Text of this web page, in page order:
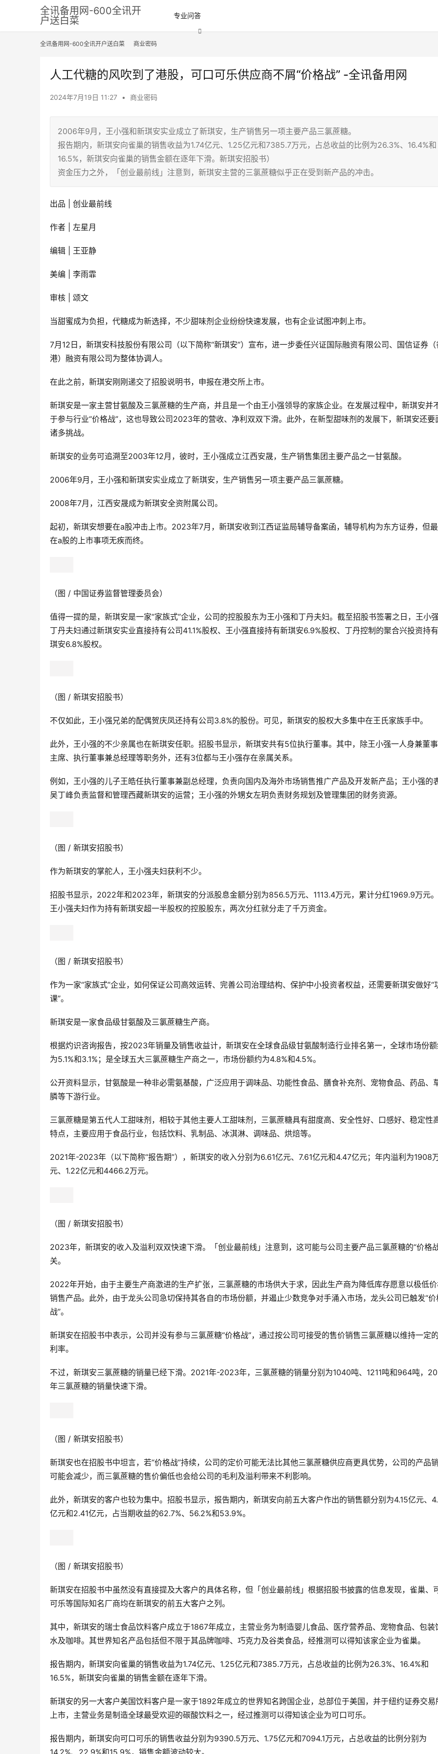
全讯备用网-600全讯开
户送白菜
专业问答
全讯备用网-600全讯开户送白菜 商业密码
人工代糖的风吹到了港股，可口可乐供应商不屑“价格战” -全讯备用网
2024年7月19日 11:27 • 商业密码
2006年9月，王小强和新琪安实业成立了新琪安，生产销售另一项主要产品三氯蔗糖。
报告期内，新琪安向雀巢的销售收益为1.74亿元、1.25亿元和7385.7万元，占总收益的比例为26.3%、16.4%和
16.5%，新琪安向雀巢的销售金额在逐年下滑。新琪安招股书）
资金压力之外，「创业最前线」注意到，新琪安主营的三氯蔗糖似乎正在受到新产品的冲击。
出品 | 创业最前线
作者 | 左星月
编辑 | 王亚静
美编 | 李雨霏
审核 | 颂文
当甜蜜成为负担，代糖成为新选择，不少甜味剂企业纷纷快速发展，也有企业试图冲刺上市。
7月12日，新琪安科技股份有限公司（以下简称“新琪安”）宣布，进一步委任兴证国际融资有限公司、国信证券（
港）融资有限公司为整体协调人。
在此之前，新琪安刚刚递交了招股说明书，申报在港交所上市。
新琪安是一家主营甘氨酸及三氯蔗糖的生产商，并且是一个由王小强领导的家族企业。在发展过程中，新琪安并
于参与行业“价格战”，这也导致公司2023年的营收、净利双双下滑。此外，在新型甜味剂的发展下，新琪安还要
诸多挑战。
新琪安的业务可追溯至2003年12月，彼时，王小强成立江西安晟，生产销售集团主要产品之一甘氨酸。
2006年9月，王小强和新琪安实业成立了新琪安，生产销售另一项主要产品三氯蔗糖。
2008年7月，江西安晟成为新琪安全资附属公司。
起初，新琪安想要在a股冲击上市。2023年7月，新琪安收到江西证监局辅导备案函，辅导机构为东方证券，但
在a股的上市事项无疾而终。
（图 / 中国证券监督管理委员会）
值得一提的是，新琪安是一家“家族式”企业，公司的控股股东为王小强和丁丹夫妇。截至招股书签署之日，王小
丁丹夫妇通过新琪安实业直接持有公司41.1%股权、王小强直接持有新琪安6.9%股权、丁丹控制的聚合兴投资持
琪安6.8%股权。
（图 / 新琪安招股书）
不仅如此，王小强兄弟的配偶贺庆凤还持有公司3.8%的股份。可见，新琪安的股权大多集中在王氏家族手中。
此外，王小强的不少亲属也在新琪安任职。招股书显示，新琪安共有5位执行董事。其中，除王小强一人身兼董
主席、执行董事兼总经理等职务外，还有3位都与王小强存在亲属关系。
例如，王小强的儿子王皓任执行董事兼副总经理，负责向国内及海外市场销售推广产品及开发新产品；王小强的
吴丁峰负责监督和管理西藏新琪安的运营；王小强的外甥女左玥负责财务规划及管理集团的财务资源。
（图 / 新琪安招股书）
作为新琪安的掌舵人，王小强夫妇获利不少。
招股书显示，2022年和2023年，新琪安的分派股息金额分别为856.5万元、1113.4万元，累计分红1969.9万元
王小强夫妇作为持有新琪安超一半股权的控股股东，两次分红就分走了千万资金。
（图 / 新琪安招股书）
作为一家“家族式”企业，如何保证公司高效运转、完善公司治理结构、保护中小投资者权益，还需要新琪安做好“
课”。
新琪安是一家食品级甘氨酸及三氯蔗糖生产商。
根据灼识咨询报告，按2023年销量及销售收益计，新琪安在全球食品级甘氨酸制造行业排名第一，全球市场份
为5.1%和3.1%；是全球五大三氯蔗糖生产商之一，市场份额约为4.8%和4.5%。
公开资料显示，甘氨酸是一种非必需氨基酸，广泛应用于调味品、功能性食品、膳食补充剂、宠物食品、药品、
膦等下游行业。
三氯蔗糖是第五代人工甜味剂，相较于其他主要人工甜味剂，三氯蔗糖具有甜度高、安全性好、口感好、稳定性
特点，主要应用于食品行业，包括饮料、乳制品、冰淇淋、调味品、烘焙等。
2021年-2023年（以下简称“报告期”），新琪安的收入分别为6.61亿元、7.61亿元和4.47亿元；年内溢利为1908
元、1.22亿元和4466.2万元。
（图 / 新琪安招股书）
2023年，新琪安的收入及溢利双双快速下滑。「创业最前线」注意到，这可能与公司主要产品三氯蔗糖的“价格
关。
2022年开始，由于主要生产商激进的生产扩张，三氯蔗糖的市场供大于求，因此生产商为降低库存愿意以极低
销售产品。此外，由于龙头公司急切保持其各自的市场份额，并遏止少数竞争对手涌入市场，龙头公司已触发“价
战”。
新琪安在招股书中表示，公司并没有参与三氯蔗糖“价格战”，通过按公司可接受的售价销售三氯蔗糖以维持一定
利率。
不过，新琪安三氯蔗糖的销量已经下滑。2021年-2023年，三氯蔗糖的销量分别为1040吨、1211吨和964吨，
年三氯蔗糖的销量快速下滑。
（图 / 新琪安招股书）
新琪安也在招股书中坦言，若“价格战”持续，公司的定价可能无法比其他三氯蔗糖供应商更具优势，公司的产品
可能会减少，而三氯蔗糖的售价偏低也会给公司的毛利及溢利带来不利影响。
此外，新琪安的客户也较为集中。招股书显示，报告期内，新琪安向前五大客户作出的销售额分别为4.15亿元、
亿元和2.41亿元，占当期收益的62.7%、56.2%和53.9%。
（图 / 新琪安招股书）
新琪安在招股书中虽然没有直接提及大客户的具体名称，但「创业最前线」根据招股书披露的信息发现，雀巢、
可乐等国际知名厂商均在新琪安的前五大客户之列。
其中，新琪安的瑞士食品饮料客户成立于1867年成立，主营业务为制造婴儿食品、医疗营养品、宠物食品、包装
水及咖啡。其世界知名产品包括但不限于其品牌咖啡、巧克力及谷类食品，经推测可以得知该家企业为雀巢。
报告期内，新琪安向雀巢的销售收益为1.74亿元、1.25亿元和7385.7万元，占总收益的比例为26.3%、16.4%和
16.5%，新琪安向雀巢的销售金额在逐年下滑。
新琪安的另一大客户美国饮料客户是一家于1892年成立的世界知名跨国企业，总部位于美国，并于纽约证券交易
上市，主营业务是制造全球最受欢迎的碳酸饮料之一，经过推测可以得知该企业为可口可乐。
报告期内，新琪安向可口可乐的销售收益分别为9390.5万元、1.75亿元和7094.1万元，占总收益的比例分别为